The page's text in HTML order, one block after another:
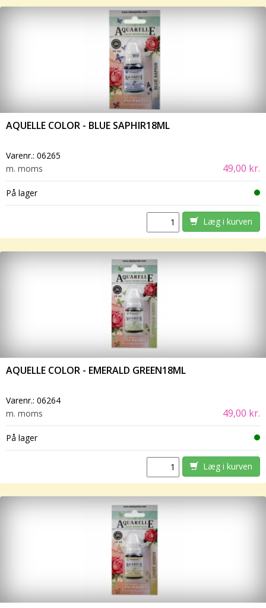
AQUELLE COLOR - BLUE SAPHIR18ML
Varenr.: 06265
m. moms
49,00 kr.
På lager
Læg i kurven
AQUELLE COLOR - EMERALD GREEN18ML
Varenr.: 06264
m. moms
49,00 kr.
På lager
Læg i kurven